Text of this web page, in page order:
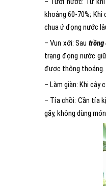
khoảng 60-70%;
chua ứ đọng nước
– Vun xới: Sau trồng
trạng đọng nước
được thông thoáng.
– Làm giàn: Khi cây
– Tỉa chồi: Cần tỉa
gãy, không dùng